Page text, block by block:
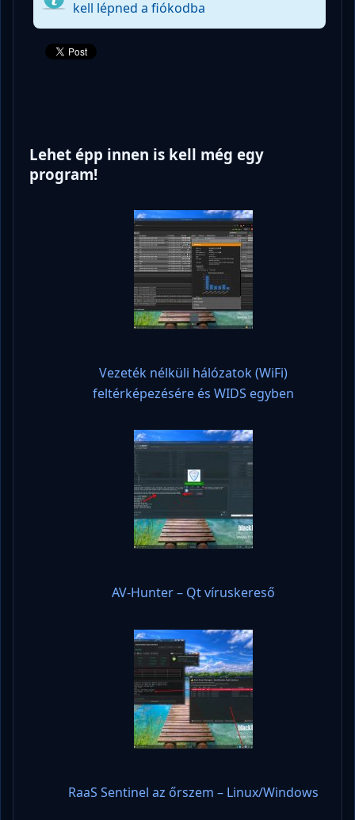
kell lépned a fiókodba
Lehet épp innen is kell még egy
program!
Vezeték nélküli hálózatok (WiFi)
feltérképezésére és WIDS egyben
AV-Hunter – Qt víruskereső
RaaS Sentinel az őrszem – Linux/Windows